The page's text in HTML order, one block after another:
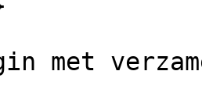
met